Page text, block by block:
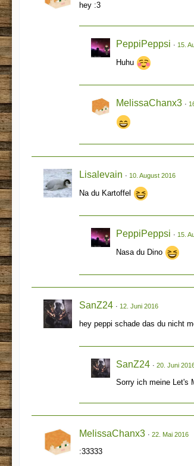
hey :3
PeppiPeppsi 15.
Huhu
MelissaChanx3
Lisalevain 10. August 2016
Na du Kartoffel
PeppiPeppsi 15.
Nasa du Dino
SanZ24 12. Juni 2016
hey peppi schade das du nicht
SanZ24 20. Juni
Sorry ich meine Let's
MelissaChanx3 22. Mai 2016
:33333